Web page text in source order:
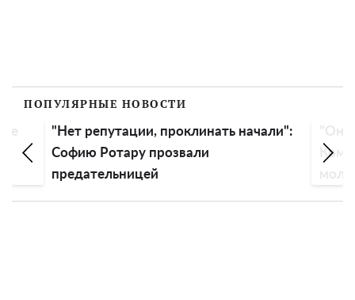
ПОПУЛЯРНЫЕ НОВОСТИ
начали":
"Она чудом осталась жива": Дмитрий
Комаров рассказал о силе духа
молодой девушки без рук и ноги